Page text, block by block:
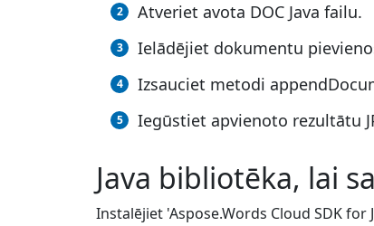
Atveriet avota DOC Java failu.
Ielādējiet dokumentu
Izsauciet metodi
Iegūstiet apvienoto rezultātu
Java bibliotēka, lai
Instalējiet 'Aspose.Words Cloud SDK for